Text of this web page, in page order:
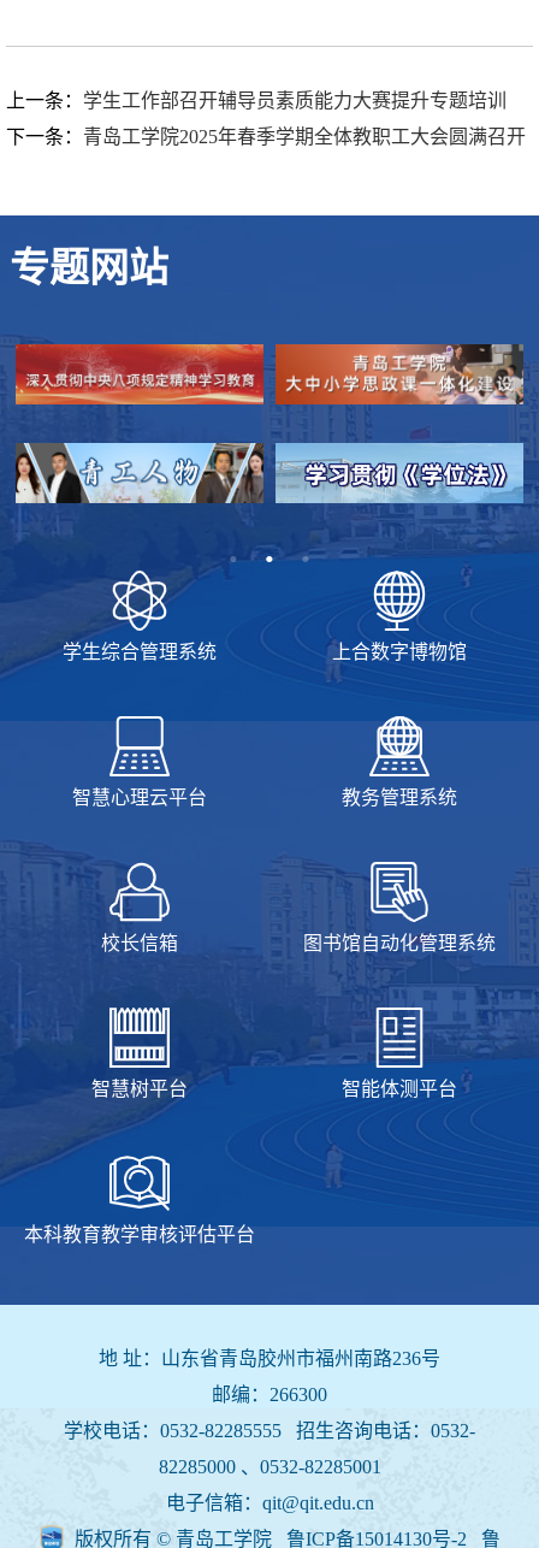
上一条： 学生工作部召开辅导员素质能力大赛提升专题培训
下一条： 青岛工学院2025年春季学期全体教职工大会圆满召开
专题网站
学生综合管理系统 上合数字博物馆
智慧心理云平台 教务管理系统
校长信箱 图书馆自动化管理系统
智慧树平台 智能体测平台
本科教育教学审核评估平台
地 址：山东省青岛胶州市福州南路236号
邮编：266300
学校电话：0532-82285555 招生咨询电话： 0532-
82285000 、0532-82285001
电子信箱：qit@qit.edu.cn
版权所有 © 青岛工学院 鲁ICP备15014130号-2
鲁